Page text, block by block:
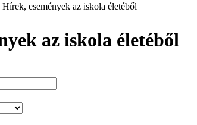
Hírek, események az iskola életéből
az iskola életéből